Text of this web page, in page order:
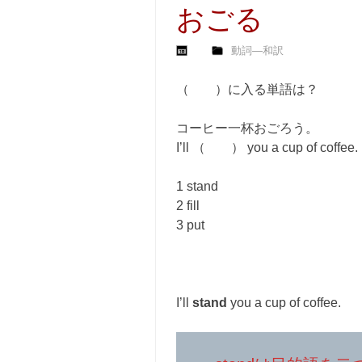
おごる
動詞―和訳
（ ）に入る単語は？
コーヒー一杯おごろう。
I’ll （ ） you a cup of coffee.
1 stand
2 fill
3 put
I’ll stand you a cup of coffee.